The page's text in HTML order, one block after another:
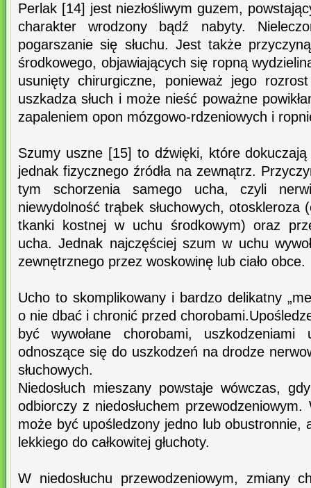
Perlak [14] jest niezłośliwym guzem,
charakter wrodzony bądź nabyty.
pogarszanie się słuchu. Jest także
środkowego, objawiających się ropną
usunięty chirurgiczne, ponieważ jego
uszkadza słuch i może nieść poważne
zapaleniem opon mózgowo-rdzeniowych i
Szumy uszne [15] to dźwięki, które
jednak fizycznego źródła na zewnątrz.
tym schorzenia samego ucha, czyli
niewydolność trąbek słuchowych, otoskleroza
tkanki kostnej w uchu środkowym) oraz
ucha. Jednak najczęściej szum w uchu
zewnętrznego przez woskowinę lub ciało obce.
Ucho to skomplikowany i bardzo delikatny
o nie dbać i chronić przed
być wywołane chorobami,
odnoszące się do uszkodzeń na drodze
słuchowych.
Niedosłuch mieszany powstaje wówczas,
odbiorczy z niedosłuchem
może być upośledzony jedno lub obustronnie,
lekkiego do całkowitej głuchoty.
W niedosłuchu przewodzeniowym, zmiany